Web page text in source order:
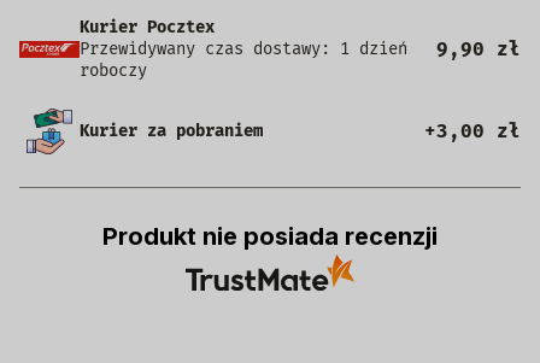
Kurier Pocztex
Przewidywany czas dostawy: 1 dzień
roboczy
9,90 zł
Kurier za pobraniem +3,00 zł
Produkt nie posiada recenzji